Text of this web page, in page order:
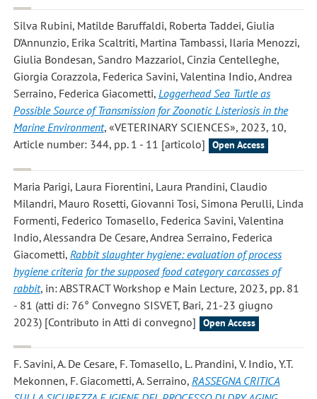
Silva Rubini, Matilde Baruffaldi, Roberta Taddei, Giulia
D’Annunzio, Erika Scaltriti, Martina Tambassi, Ilaria Menozzi,
Giulia Bondesan, Sandro Mazzariol, Cinzia Centelleghe,
Giorgia Corazzola, Federica Savini, Valentina Indio, Andrea
Serraino, Federica Giacometti, Loggerhead Sea Turtle as
Possible Source of Transmission for Zoonotic Listeriosis in the
Marine Environment, «VETERINARY SCIENCES», 2023, 10,
Article number: 344, pp. 1 - 11 [articolo]
Open Access
Maria Parigi, Laura Fiorentini, Laura Prandini, Claudio
Milandri, Mauro Rosetti, Giovanni Tosi, Simona Perulli, Linda
Formenti, Federico Tomasello, Federica Savini, Valentina
Indio, Alessandra De Cesare, Andrea Serraino, Federica
Giacometti, Rabbit slaughter hygiene: evaluation of process
hygiene criteria for the supposed food category carcasses of
rabbit, in: ABSTRACT Workshop e Main Lecture, 2023, pp. 81
- 81 (atti di: 76° Convegno SISVET, Bari, 21-23 giugno
2023) [Contributo in Atti di convegno]
Open Access
F. Savini, A. De Cesare, F. Tomasello, L. Prandini, V. Indio, Y.T.
Mekonnen, F. Giacometti, A. Serraino, RASSEGNA CRITICA